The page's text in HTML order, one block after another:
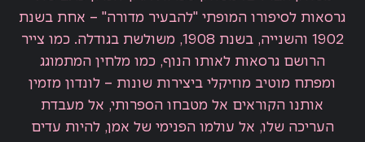
גרסאות לסיפורו המופתי "להבעיר מדורה" – אחת בשנת
1902 והשנייה, בשנת 1908, משולשת בגודלה. כמו צייר
הרושם גרסאות לאותו הנוף, כמו מלחין המתמוגג
ומפתח מוטיב מוזיקלי ביצירות שונות – לונדון מזמין
אותנו הקוראים אל מטבחו הספרותי, אל מעבדת
העריכה שלו, אל עולמו הפנימי של אמן, להיות עדים